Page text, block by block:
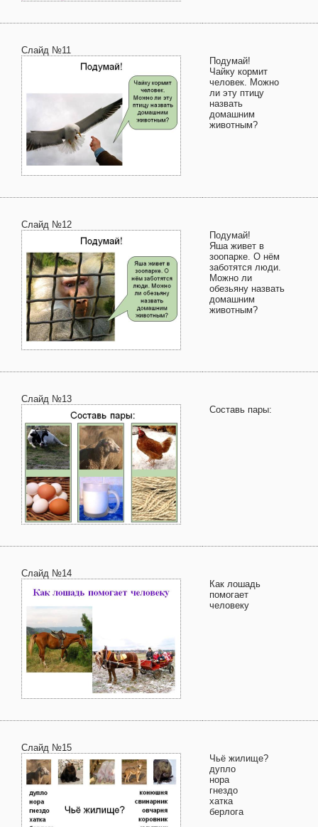
Слайд №11
Подумай!
Чайку кормит
человек. Можно
ли эту птицу
назвать
домашним
животным?
Слайд №12
Подумай!
Яша живет в
зоопарке. О нём
заботятся люди.
Можно ли
обезьяну назвать
домашним
животным?
Слайд №13
Составь пары:
Слайд №14
Как лошадь
помогает
человеку
Слайд №15
Чьё жилище?
дупло
нора
гнездо
хатка
берлога